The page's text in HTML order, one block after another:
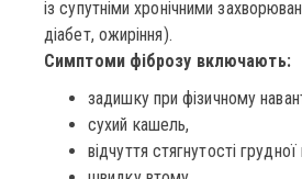
із супутніми хронічними
діабет, ожиріння).
Симптоми фіброзу включають:
задишку при фізичному
сухий кашель,
відчуття стягнутості грудної